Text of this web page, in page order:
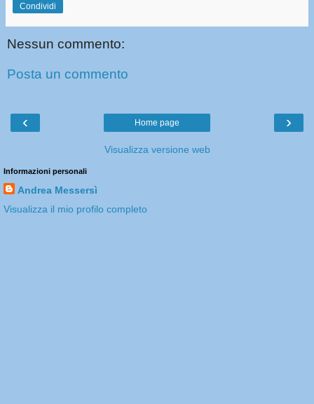
Condividi
Nessun commento:
Posta un commento
‹ ›
Home page
Visualizza versione web
Informazioni personali
Andrea Messersì
Visualizza il mio profilo completo